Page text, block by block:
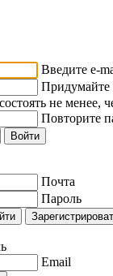
Введите e-
Придумайте
не менее,
Повторите
Войти
Почта
Пароль
Email